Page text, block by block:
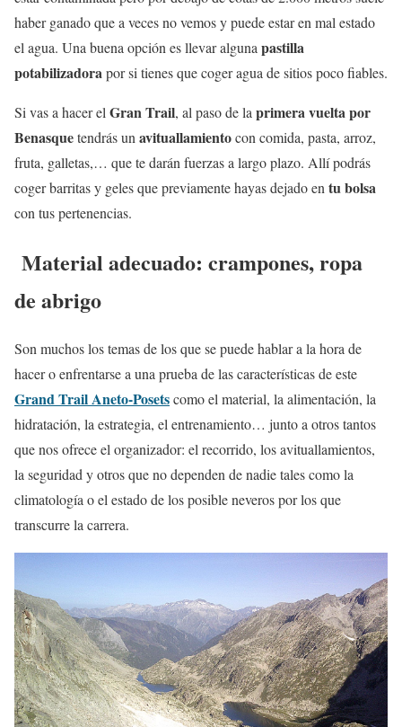
haber ganado que a veces no vemos y puede estar en mal estado
el agua. Una buena opción es llevar alguna pastilla
potabilizadorapor si tienes que coger agua de sitios poco fiables.
Si vas a hacer el Gran Trail, al paso de la primera vuelta por
Benasquetendrás un avituallamientocon comida, pasta, arroz,
fruta, galletas,… que te darán fuerzas a largo plazo. Allí podrás
coger barritas y geles que previamente hayas dejado en tu bolsa
con tus pertenencias.
Material adecuado: crampones, ropa
de abrigo
Son muchos los temas de los que se puede hablar a la hora de
hacer o enfrentarse a una prueba de las características de este
Grand Trail Aneto-Posetscomo el material, la alimentación, la
hidratación, la estrategia, el entrenamiento… junto a otros tantos
que nos ofrece el organizador: el recorrido, los avituallamientos,
la seguridad y otros que no dependen de nadie tales como la
climatología o el estado de los posible neveros por los que
transcurre la carrera.